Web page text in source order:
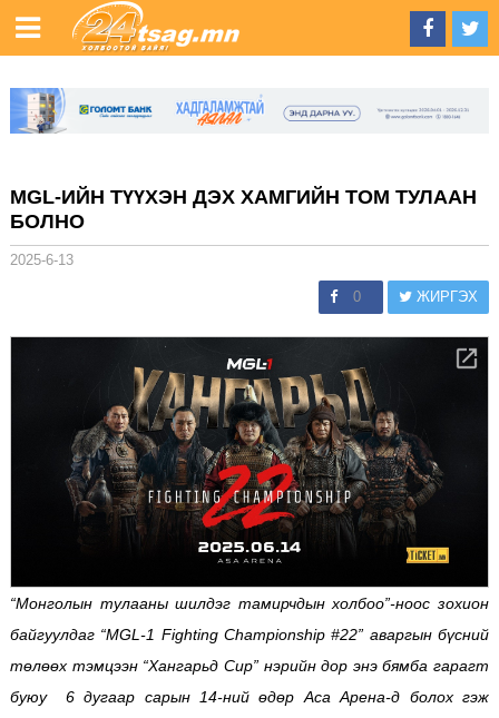
MGL-ИЙН ТҮҮХЭН ДЭХ ХАМГИЙН ТОМ ТУЛААН
БОЛНО
2025-6-13
0 ЖИРГЭХ
“Монголын тулааны шилдэг тамирчдын холбоо”-ноос зохион
байгуулдаг “MGL-1 Fighting Championship #22” аваргын бүсний
төлөөх тэмцээн “Хангарьд Cup” нэрийн дор энэ бямба гарагт
буюу 6 дугаар сарын 14-ний өдөр Аса Арена-д болох гэж